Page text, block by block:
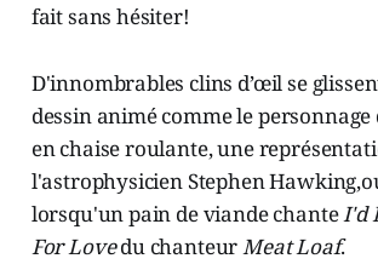
fait sans hésiter!
D'innombrables clins d’œil se
dessin animé comme le
en chaise roulante, une
l'astrophysicien Stephen
lorsqu'un pain de viande chanteI'd
For Lovedu chanteurMeat Loaf.